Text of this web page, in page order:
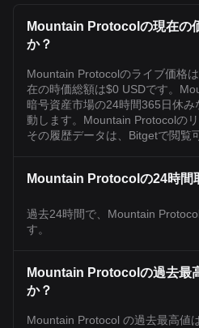
Mountain Protocolの現在の
か？
Mountain Protocolのライブ価格
在の時価総額は$0 USDです。
暗号資産市場の24時間365日休
動します。Mountain Protocolの
その履歴データは、Bitgetで閲覧
Mountain Protocolの24時間
過去24時間で、Mountain
す。
Mountain Protocolの過去最
か？
Mountain Protocol の過去最高値